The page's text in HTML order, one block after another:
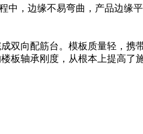
，边缘不易弯曲，产品边缘
向配筋台。模板质量轻，
板轴承刚度，从根本上提高了